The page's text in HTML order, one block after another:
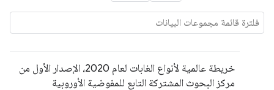
خريطة عالمية لأنواع الغابات لعام 2020، الإصدار الأول من
مركز البحوث المشتركة التابع للمفوضية الأوروبية